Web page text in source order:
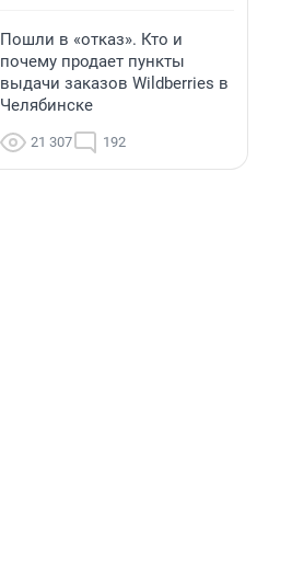
Пошли в «отказ». Кто и
почему продает пункты
выдачи заказов Wildberries в
Челябинске
21 307 192